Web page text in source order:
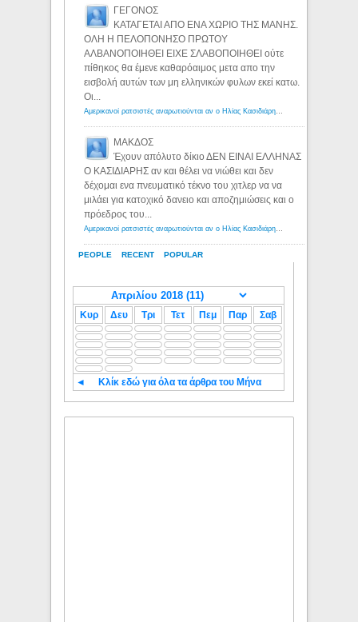
PEOPLE RECENT POPULAR
ΓΕΓΟΝΟΣ
ΚΑΤΑΓΕΤΑΙ ΑΠΟ ΕΝΑ ΧΩΡΙΟ ΤΗΣ ΜΑΝΗΣ.
ΟΛΗ Η ΠΕΛΟΠΟΝΗΣΟ ΠΡΩΤΟΥ
ΑΛΒΑΝΟΠΟΙΗΘΕΙ ΕΙΧΕ ΣΛΑΒΟΠΟΙΗΘΕΙ ούτε
πίθηκος θα έμενε καθαρόαιμος μετα απο την
εισβολή αυτών των μη ελληνικών φυλων εκεί κατω.
Οι...
Αμερικανοί ρατσιστές αναρωτιούνται αν ο Ηλίας Κασιδιάρης ανήκει στη λευκή φυλή... - Λόγιος Ερμής
ΜΑΚΔΟΣ
Έχουν απόλυτο δίκιο ΔΕΝ ΕΙΝΑΙ ΕΛΛΗΝΑΣ
Ο ΚΑΣΙΔΙΑΡΗΣ αν και θέλει να νιώθει και δεν
δέχομαι ενα πνευματικό τέκνο του χιτλερ να να
μιλάει για κατοχικό δανειο και αποζημιώσεις και ο
πρόεδρος του...
Αμερικανοί ρατσιστές αναρωτιούνται αν ο Ηλίας Κασιδιάρης ανήκει στη λευκή φυλή... - Λόγιος Ερμής
Κυρ Δευ Τρι Τετ Πεμ Παρ Σαβ
◄ Κλίκ εδώ για όλα τα άρθρα του Μήνα